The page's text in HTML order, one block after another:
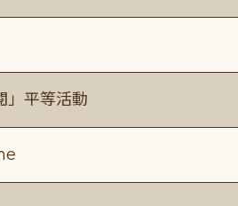
」平等活動